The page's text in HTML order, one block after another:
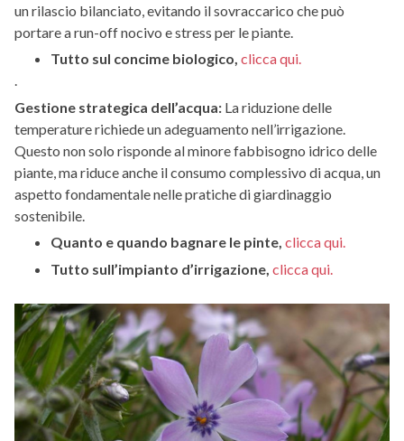
un rilascio bilanciato, evitando il sovraccarico che può
portare a run-off nocivo e stress per le piante.
Tutto sul concime biologico, clicca qui.
.
Gestione strategica dell’acqua: La riduzione delle
temperature richiede un adeguamento nell’irrigazione.
Questo non solo risponde al minore fabbisogno idrico delle
piante, ma riduce anche il consumo complessivo di acqua, un
aspetto fondamentale nelle pratiche di giardinaggio
sostenibile.
Quanto e quando bagnare le pinte, clicca qui.
Tutto sull’impianto d’irrigazione, clicca qui.